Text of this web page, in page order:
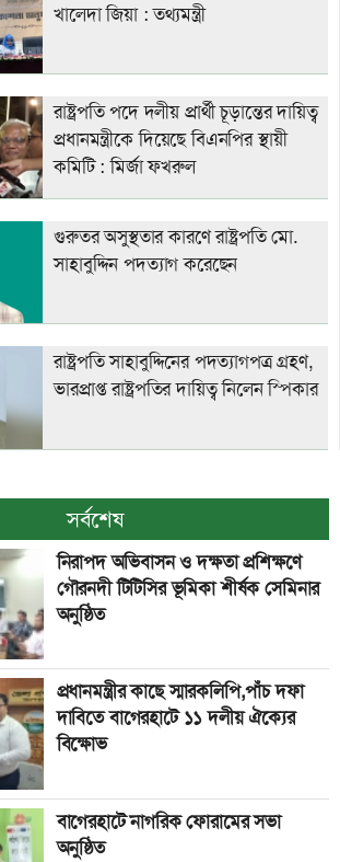
খালেদা জিয়া : তথ্যমন্ত্রী
রাষ্ট্রপতি পদে দলীয় প্রার্থী চূড়ান্তের দায়িত্ব
প্রধানমন্ত্রীকে দিয়েছে বিএনপির স্থায়ী
কমিটি : মির্জা ফখরুল
গুরুতর অসুস্থতার কারণে রাষ্ট্রপতি মো.
সাহাবুদ্দিন পদত্যাগ করেছেন
রাষ্ট্রপতি সাহাবুদ্দিনের পদত্যাগপত্র গ্রহণ,
ভারপ্রাপ্ত রাষ্ট্রপতির দায়িত্ব নিলেন স্পিকার
সর্বশেষ
নিরাপদ অভিবাসন ও দক্ষতা প্রশিক্ষণে
গৌরনদী টিটিসির ভূমিকা শীর্ষক সেমিনার
অনুষ্ঠিত
প্রধানমন্ত্রীর কাছে স্মারকলিপি,পাঁচ দফা
দাবিতে বাগেরহাটে ১১ দলীয় ঐক্যের
বিক্ষোভ
বাগেরহাটে নাগ‌রিক ফোরা‌মের সভা
অনু‌ষ্ঠিত